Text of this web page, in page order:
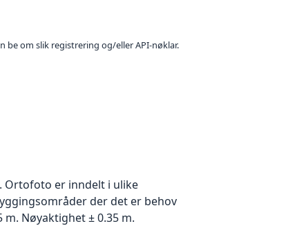
be om slik registrering og/eller API-nøklar.
Ortofoto er inndelt i ulike
der det er behov
Nøyaktighet ± 0.35 m.